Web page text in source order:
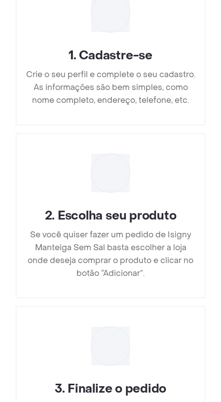
1. Cadastre-se
Crie o seu perfil e complete o seu cadastro.
As informações são bem simples, como
nome completo, endereço, telefone, etc.
2. Escolha seu produto
Se você quiser fazer um pedido de Isigny
Manteiga Sem Sal basta escolher a loja
onde deseja comprar o produto e clicar no
botão “Adicionar”.
3. Finalize o pedido